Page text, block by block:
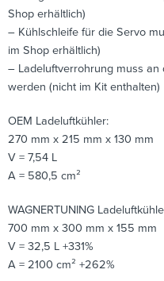
Shop erhältlich)
– Kühlschleife für die Servo
im Shop erhältlich)
– Ladeluftverrohrung muss
werden (nicht im Kit enthalten)
OEM Ladeluftkühler:
270 mm x 215 mm x 130 mm
V = 7,54 L
A = 580,5 cm²
WAGNERTUNING
700 mm x 300 mm x 155 mm
V = 32,5 L +331%
A = 2100 cm² +262%